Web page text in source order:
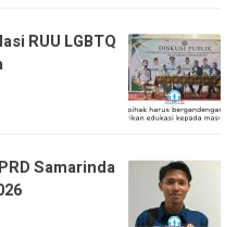
RUU LGBTQ
Samarinda